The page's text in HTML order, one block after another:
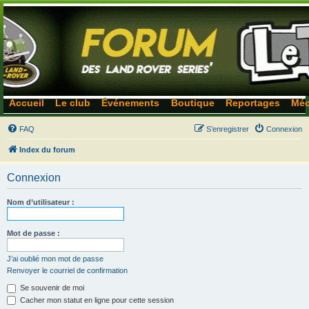
Accueil Le club Événements Boutique Reportages
FAQ Connexion
S’enregistrer
Index du forum
Connexion
Nom d’utilisateur :
Mot de passe :
J’ai oublié mon mot de passe
Renvoyer le courriel de confirmation
Se souvenir de moi
Cacher mon statut en ligne pour cette session